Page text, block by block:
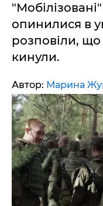
опинилися в
розповіли, що
кинули.
Автор: Марина